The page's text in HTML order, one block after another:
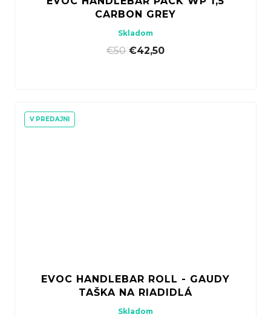
CARBON GREY
Skladom
€50 €42,50
V PREDAJNI
EVOC HANDLEBAR ROLL - GAUDY
TAŠKA NA RIADIDLÁ
Skladom